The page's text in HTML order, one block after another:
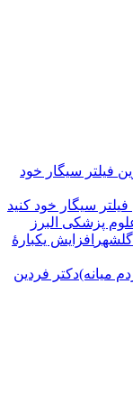
سیگار خود کنید
پزشکی البرز
افزایش یکبارۀ
دكتر فردين